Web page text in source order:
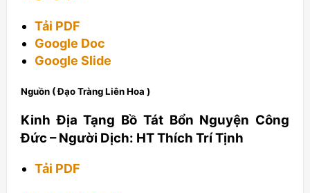
Tải PDF
Google Doc
Google Slide
Nguồn ( Đạo Tràng Liên Hoa )
Kinh Địa Tạng Bồ Tát Bổn Nguyện Công
Đức – Người Dịch: HT Thích Trí Tịnh
Tải PDF